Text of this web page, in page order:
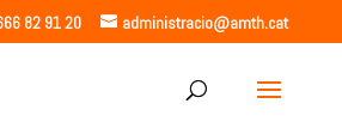
82 91 20 administracio@amth.cat